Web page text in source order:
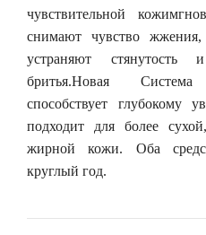
чувствительной
снимают чувство
устраняют
бритья.Новая
способствует глубокому
подходит для более
жирной кожи. Оба
круглый год.